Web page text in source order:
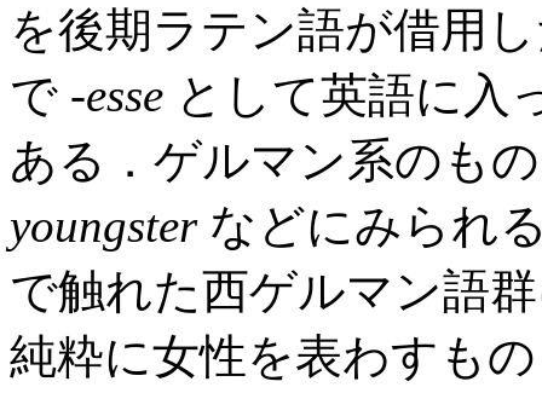
を後期ラテン語が借用
で -esse として英語に入
ある．ゲルマン系のも
youngsterなどにみられ
で触れた西ゲルマン語
純粋に女性を表わすも